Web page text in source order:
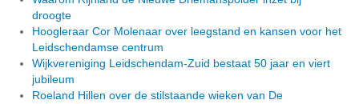
droogte
Hoogleraar Cor Molenaar over leegstand en kansen voor het
Leidschendamse centrum
Wijkvereniging Leidschendam-Zuid bestaat 50 jaar en viert
jubileum
Roeland Hillen over de stilstaande wieken van De